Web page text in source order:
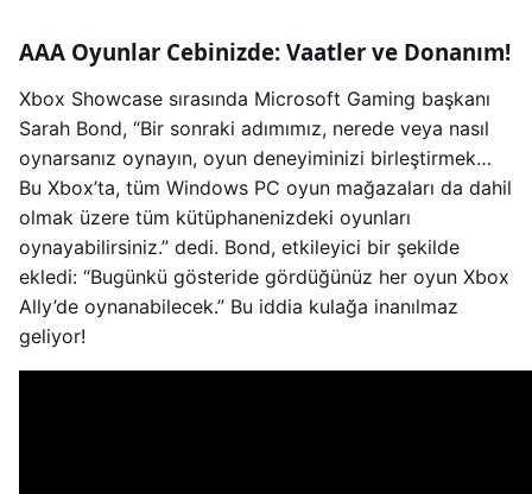
AAA Oyunlar Cebinizde: Vaatler ve Donanım!
Xbox Showcase sırasında Microsoft Gaming başkanı
Sarah Bond, “Bir sonraki adımımız, nerede veya nasıl
oynarsanız oynayın, oyun deneyiminizi birleştirmek…
Bu Xbox’ta, tüm Windows PC oyun mağazaları da dahil
olmak üzere tüm kütüphanenizdeki oyunları
oynayabilirsiniz.” dedi. Bond, etkileyici bir şekilde
ekledi: “Bugünkü gösteride gördüğünüz her oyun Xbox
Ally’de oynanabilecek.” Bu iddia kulağa inanılmaz
geliyor!